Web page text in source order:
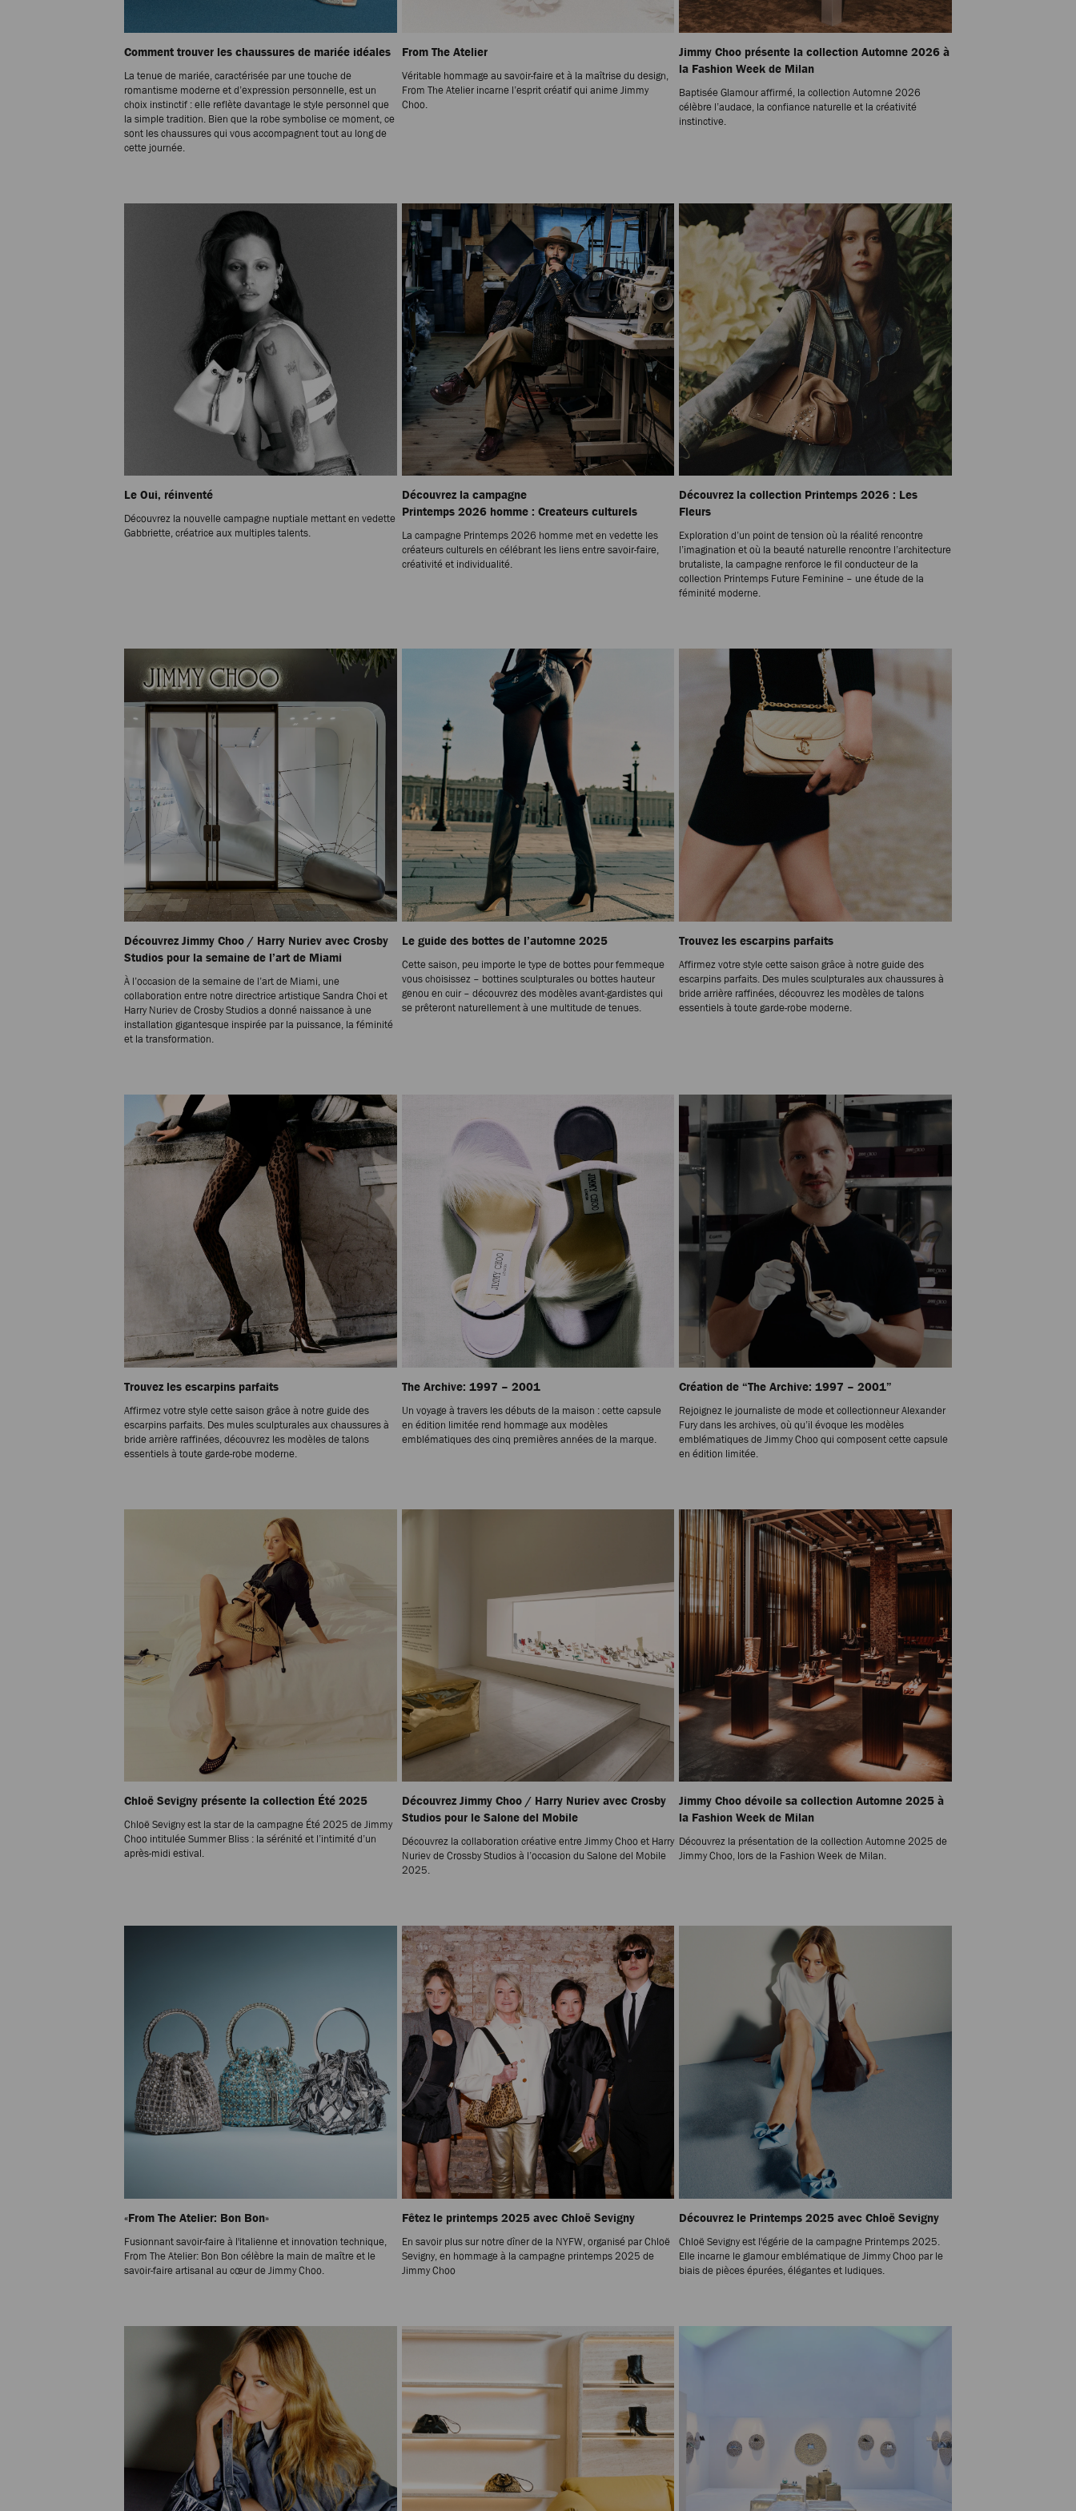
Comment trouver les chaussures de mariée idéales
La tenue de mariée, caractérisée par une touche de
romantisme moderne et d’expression personnelle, est un
choix instinctif : elle reflète davantage le style personnel que
la simple tradition. Bien que la robe symbolise ce moment, ce
sont les chaussures qui vous accompagnent tout au long de
cette journée.
From The Atelier
Véritable hommage au savoir-faire et à la maîtrise du design,
From The Atelier incarne l’esprit créatif qui anime Jimmy
Choo.
Jimmy Choo présente la collection Automne 2026 à
la Fashion Week de Milan
Baptisée Glamour affirmé, la collection Automne 2026
célèbre l’audace, la confiance naturelle et la créativité
instinctive.
Le Oui, réinventé
Découvrez la nouvelle campagne nuptiale mettant en vedette
Gabbriette, créatrice aux multiples talents.
Découvrez la campagne
Printemps 2026 homme : Createurs culturels
La campagne Printemps 2026 homme met en vedette les
créateurs culturels en célébrant les liens entre savoir-faire,
créativité et individualité.
Découvrez la collection Printemps 2026 : Les
Fleurs
Exploration d’un point de tension où la réalité rencontre
l’imagination et où la beauté naturelle rencontre l’architecture
brutaliste, la campagne renforce le fil conducteur de la
collection Printemps Future Feminine – une étude de la
féminité moderne.
Découvrez Jimmy Choo / Harry Nuriev avec Crosby
Studios pour la semaine de l’art de Miami
À l’occasion de la semaine de l’art de Miami, une
collaboration entre notre directrice artistique Sandra Choi et
Harry Nuriev de Crosby Studios a donné naissance à une
installation gigantesque inspirée par la puissance, la féminité
et la transformation.
Le guide des bottes de l’automne 2025
Cette saison, peu importe le type de bottes pour femmeque
vous choisissez – bottines sculpturales ou bottes hauteur
genou en cuir – découvrez des modèles avant-gardistes qui
se prêteront naturellement à une multitude de tenues.
Trouvez les escarpins parfaits
Affirmez votre style cette saison grâce à notre guide des
escarpins parfaits. Des mules sculpturales aux chaussures à
bride arrière raffinées, découvrez les modèles de talons
essentiels à toute garde-robe moderne.
Trouvez les escarpins parfaits
Affirmez votre style cette saison grâce à notre guide des
escarpins parfaits. Des mules sculpturales aux chaussures à
bride arrière raffinées, découvrez les modèles de talons
essentiels à toute garde-robe moderne.
The Archive: 1997 – 2001
Un voyage à travers les débuts de la maison : cette capsule
en édition limitée rend hommage aux modèles
emblématiques des cinq premières années de la marque.
Création de “The Archive: 1997 – 2001”
Rejoignez le journaliste de mode et collectionneur Alexander
Fury dans les archives, où qu’il évoque les modèles
emblématiques de Jimmy Choo qui composent cette capsule
en édition limitée.
Chloë Sevigny présente la collection Été 2025
Chloë Sevigny est la star de la campagne Été 2025 de Jimmy
Choo intitulée Summer Bliss : la sérénité et l’intimité d’un
après-midi estival.
Découvrez Jimmy Choo / Harry Nuriev avec Crosby
Studios pour le Salone del Mobile
Découvrez la collaboration créative entre Jimmy Choo et Harry
Nuriev de Crossby Studios à l’occasion du Salone del Mobile
2025.
Jimmy Choo dévoile sa collection Automne 2025 à
la Fashion Week de Milan
Découvrez la présentation de la collection Automne 2025 de
Jimmy Choo, lors de la Fashion Week de Milan.
«From The Atelier: Bon Bon»
Fusionnant savoir-faire à l'italienne et innovation technique,
From The Atelier: Bon Bon célèbre la main de maître et le
savoir-faire artisanal au cœur de Jimmy Choo.
Fêtez le printemps 2025 avec Chloë Sevigny
En savoir plus sur notre dîner de la NYFW, organisé par Chloë
Sevigny, en hommage à la campagne printemps 2025 de
Jimmy Choo
Découvrez le Printemps 2025 avec Chloë Sevigny
Chloë Sevigny est l'égérie de la campagne Printemps 2025.
Elle incarne le glamour emblématique de Jimmy Choo par le
biais de pièces épurées, élégantes et ludiques.